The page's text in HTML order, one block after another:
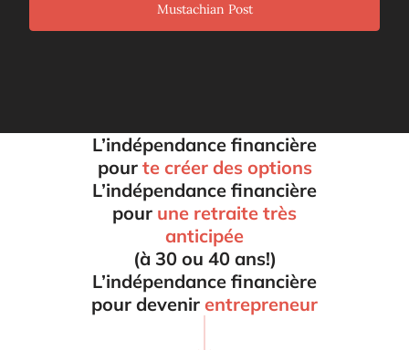
Mustachian Post
L’indépendance financière
pour te créer des options
L’indépendance financière
pour une retraite très
anticipée
(à 30 ou 40 ans!)
L’indépendance financière
pour devenir entrepreneur